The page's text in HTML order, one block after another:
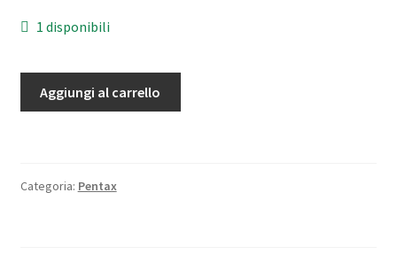
1 disponibili
Assembly
Completo
Aggiungi al carrello
Categoria: Pentax